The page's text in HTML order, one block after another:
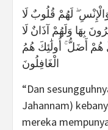
لَهُمْ قُلُوبٌ لَا
بِهَا وَلَهُمْ آذَانٌ لَا
هُمْ أَضَلُّ ۚ أُولَٰئِكَ هُمُ
الْغَافِلُونَ
“Dan
Jahannam)
mereka